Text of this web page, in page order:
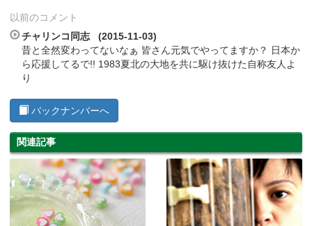
以前のコメント
チャリンコ同志 (2015-11-03)
昔と全然変わってないなぁ 皆さん元気でやってますか？ 日本か
ら応援してるで!! 1983夏北の大地を共に駆け抜けた自称友人よ
り
バックナンバーへ
関連記事